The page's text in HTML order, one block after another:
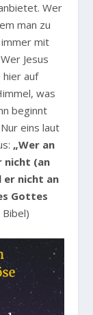
Wer
man zu
mit
Jesus
hier auf
was
beginnt
eins laut
„Wer an
nicht (an
er nicht an
Gottes
Bibel)